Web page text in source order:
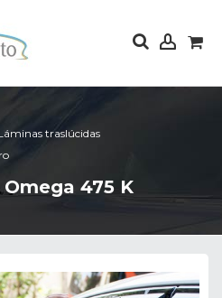
sit amet
adipisicing elit, sed do eiusmod
magna aliqua. Ut enim ad minim
ullamco laboris nisi ut aliquip ex ea
sit amet
adipisicing elit, sed do eiusmod
ullamco laboris nisi ut aliquip ex ea
READ MORE
traslúcidas
475 K